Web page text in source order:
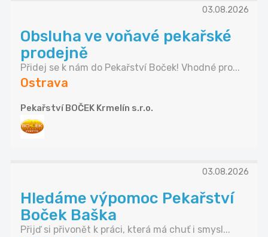
03.08.2026
Obsluha ve voňavé pekařské
prodejně
Přidej se k nám do Pekařství Boček! Vhodné pro...
Ostrava
Pekařství BOČEK Krmelín s.r.o.
03.08.2026
Hledáme výpomoc Pekařství
Boček Baška
Přijď si přivonět k práci, která má chuť i smysl...